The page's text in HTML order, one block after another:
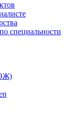
специальности